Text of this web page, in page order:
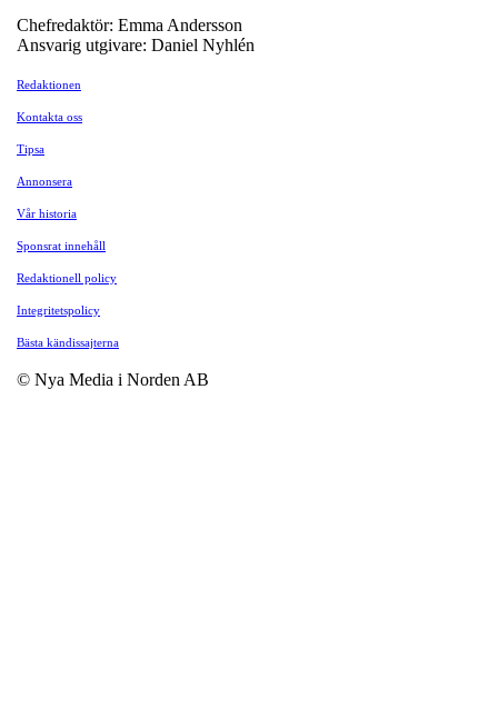
Chefredaktör: Emma Andersson
Ansvarig utgivare: Daniel Nyhlén
Redaktionen
Kontakta oss
Tipsa
Annonsera
Vår historia
Sponsrat innehåll
Redaktionell policy
Integritetspolicy
Bästa kändissajterna
© Nya Media i Norden AB